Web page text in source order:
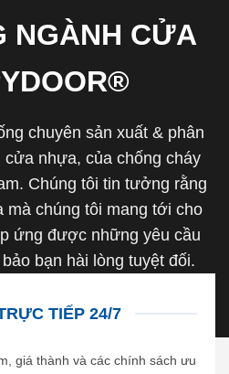
NGÀNH CỬA
chuyên sản xuất & phân
nhựa, của chống cháy
Chúng tôi tin tưởng rằng
mà chúng tôi mang tới cho
ứng được những yêu cầu
bạn hài lòng tuyệt đối.
TIẾP 24/7
giá thành và các chính sách ưu